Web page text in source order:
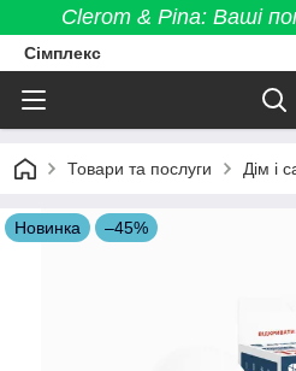
Clerom & Pina: Ваші
Сімплекс
Товари та послуги Дім і
Новинка –45%